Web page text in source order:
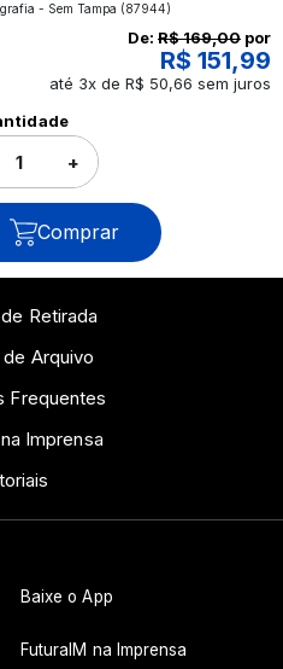
revelar para você!
- Sem Tampa (87944)
De: R$ 169,00 por
R$ 151,99
até 3x de R$ 50,66 sem juros
+
Comprar
Retirada
Arquivo
Frequentes
Imprensa
Baixe o App
FuturaIM na Imprensa